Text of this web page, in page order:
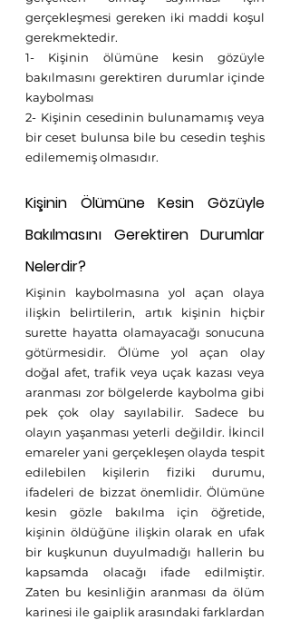
gerçekleşmesi gereken iki maddi koşul
gerekmektedir.
1- Kişinin ölümüne kesin gözüyle
bakılmasını gerektiren durumlar içinde
kaybolması
2- Kişinin cesedinin bulunamamış veya
bir ceset bulunsa bile bu cesedin teşhis
edilememiş olmasıdır.
Kişinin Ölümüne Kesin Gözüyle
Bakılmasını Gerektiren Durumlar
Nelerdir?
Kişinin kaybolmasına yol açan olaya
ilişkin belirtilerin, artık kişinin hiçbir
surette hayatta olamayacağı sonucuna
götürmesidir. Ölüme yol açan olay
doğal afet, trafik veya uçak kazası veya
aranması zor bölgelerde kaybolma gibi
pek çok olay sayılabilir. Sadece bu
olayın yaşanması yeterli değildir. İkincil
emareler yani gerçekleşen olayda tespit
edilebilen kişilerin fiziki durumu,
ifadeleri de bizzat önemlidir. Ölümüne
kesin gözle bakılma için öğretide,
kişinin öldüğüne ilişkin olarak en ufak
bir kuşkunun duyulmadığı hallerin bu
kapsamda olacağı ifade edilmiştir.
Zaten bu kesinliğin aranması da ölüm
karinesi ile gaiplik arasındaki farklardan